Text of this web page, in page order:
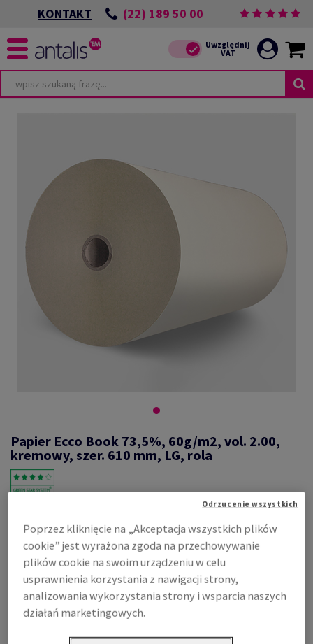
KONTAKT (22) 189 50 00
Papier Ecco Book 73,5%, 60g/m2, vol. 2.00,
kremowy, szer. 610 mm, LG, rola
Ecco book, 73,5%, cream, pulchny, 2.00, mechaniczny, 60g/m2,
610mm, LG, Średnica roli: 1000mm, Średnica gilzy: 76mm
Zobacz dane techniczne
Cena z uwzględnieniem VAT
7,26 zł
Poprzez kliknięcie na „Akceptacja wszystkich plików
cookie” jest wyrażona zgoda na przechowywanie
plików cookie na swoim urządzeniu w celu
usprawnienia korzystania z nawigacji strony,
analizowania wykorzystania strony i wsparcia naszych
działań marketingowych.
Odrzucenie wszystkich